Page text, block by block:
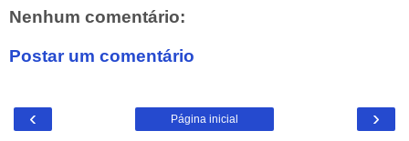
Nenhum comentário:
Postar um comentário
‹ ›
Página inicial